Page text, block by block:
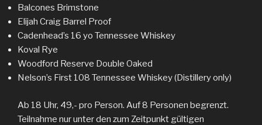
Balcones Brimstone
Elijah Craig Barrel Proof
Cadenhead’s 16 yo Tennessee Whiskey
Koval Rye
Woodford Reserve Double Oaked
Nelson’s First 108 Tennessee Whiskey (Distillery only)
Ab 18 Uhr, 49,- pro Person. Auf 8 Personen begrenzt.
Teilnahme nur unter den zum Zeitpunkt gültigen